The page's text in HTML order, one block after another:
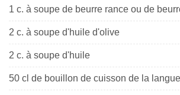
1 c. à soupe de beurre rance ou de
2 c. à soupe d'huile d'olive
2 c. à soupe d'huile
50 cl de bouillon de cuisson de la